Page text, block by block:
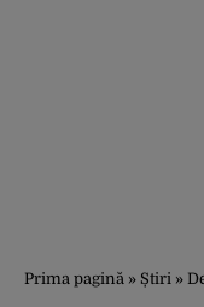
Prima pagină » Știri »